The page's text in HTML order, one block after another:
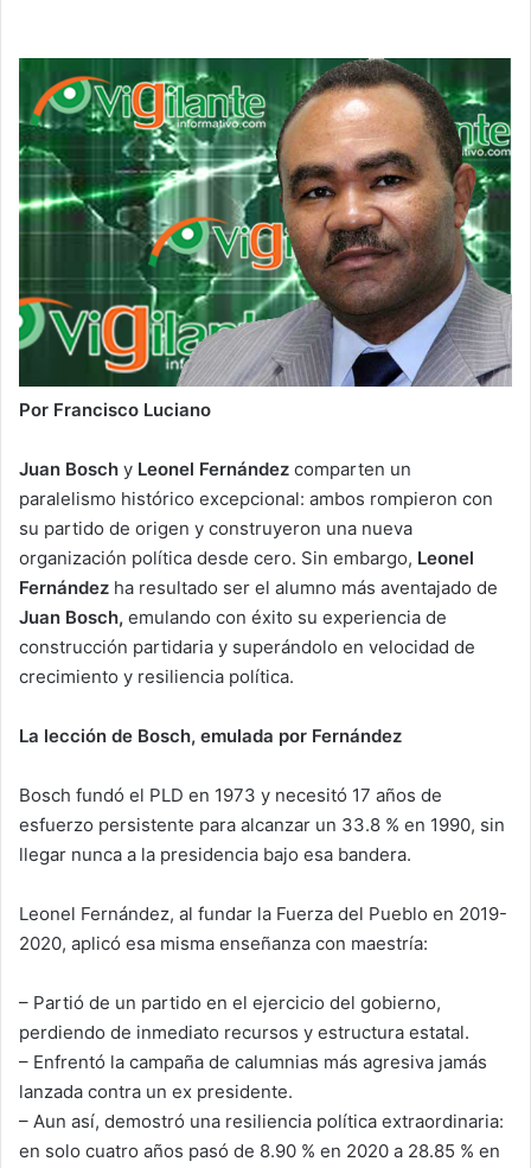
Por Francisco Luciano
Juan Bosch y Leonel Fernández comparten un
paralelismo histórico excepcional: ambos rompieron con
su partido de origen y construyeron una nueva
organización política desde cero. Sin embargo, Leonel
Fernández ha resultado ser el alumno más aventajado de
Juan Bosch, emulando con éxito su experiencia de
construcción partidaria y superándolo en velocidad de
crecimiento y resiliencia política.
La lección de Bosch, emulada por Fernández
Bosch fundó el PLD en 1973 y necesitó 17 años de
esfuerzo persistente para alcanzar un 33.8 % en 1990, sin
llegar nunca a la presidencia bajo esa bandera.
Leonel Fernández, al fundar la Fuerza del Pueblo en 2019-
2020, aplicó esa misma enseñanza con maestría:
– Partió de un partido en el ejercicio del gobierno,
perdiendo de inmediato recursos y estructura estatal.
– Enfrentó la campaña de calumnias más agresiva jamás
lanzada contra un ex presidente.
– Aun así, demostró una resiliencia política extraordinaria:
en solo cuatro años pasó de 8.90 % en 2020 a 28.85 % en